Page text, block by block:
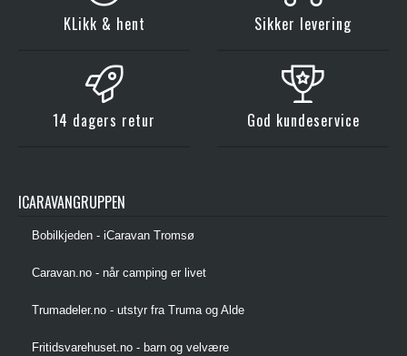
KLikk & hent Sikker levering
14 dagers retur God kundeservice
ICARAVANGRUPPEN
Bobilkjeden - iCaravan Tromsø
Caravan.no - når camping er livet
Trumadeler.no - utstyr fra Truma og Alde
Fritidsvarehuset.no - barn og velvære